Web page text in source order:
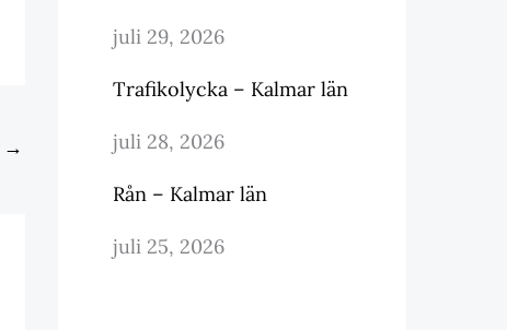
→
juli 29, 2026
Trafikolycka – Kalmar län
juli 28, 2026
Rån – Kalmar län
juli 25, 2026